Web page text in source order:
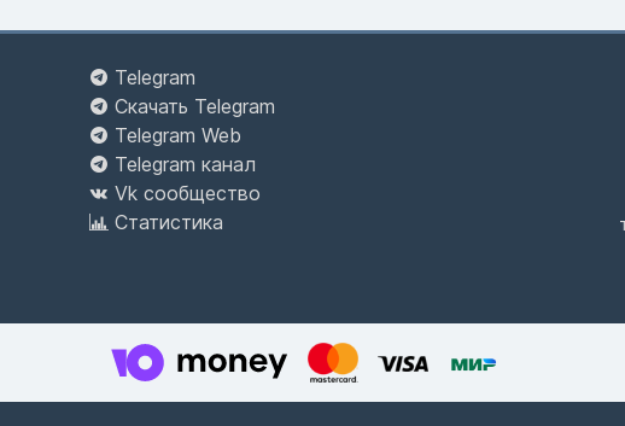
Telegram
Скачать Telegram
Telegram Web
Telegram канал
Vk сообщество
Статистика